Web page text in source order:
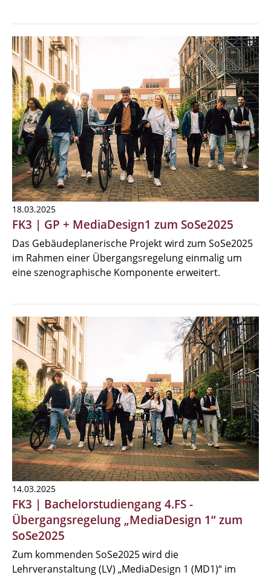
18.03.2025
FK3 | GP + MediaDesign1 zum SoSe2025
Das Gebäudeplanerische Projekt wird zum SoSe2025
im Rahmen einer Übergangsregelung einmalig um
eine szenographische Komponente erweitert.
14.03.2025
FK3 | Bachelorstudiengang 4.FS -
Übergangsregelung „MediaDesign 1“ zum
SoSe2025
Zum kommenden SoSe2025 wird die
Lehrveranstaltung (LV) „MediaDesign 1 (MD1)“ im